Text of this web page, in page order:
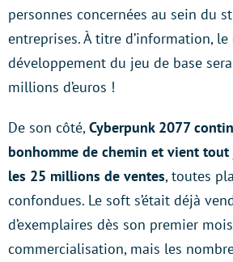
personnes concernées au sein du
entreprises. À titre d’information,
développement du jeu de base
millions d’euros !
De son côté, Cyberpunk 2077
bonhomme de chemin et vient tout
les 25 millions de ventes, toutes
confondues. Le soft s’était déjà
d’exemplaires dès son premier
commercialisation, mais les